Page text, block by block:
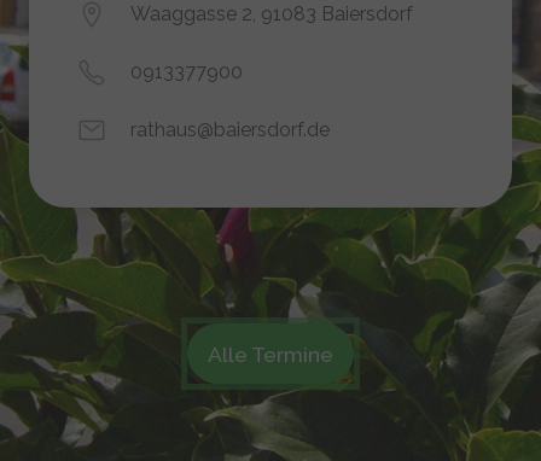
Waaggasse 2, 91083 Baiersdorf
0913377900
rathaus@baiersdorf.de
Alle Termine